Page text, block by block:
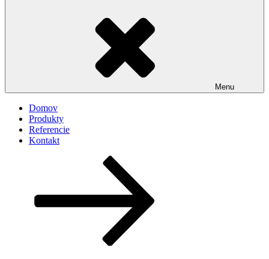
Menu
Domov
Produkty
Referencie
Kontakt